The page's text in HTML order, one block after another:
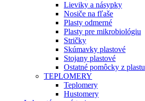
Lieviky a násypky
Nosiče na fľaše
Plasty odmerné
Plasty pre mikrobiológiu
Stričky
Skúmavky plastové
Stojany plastové
Ostatné pomôcky z plastu
TEPLOMERY
Teplomery
Hustomery